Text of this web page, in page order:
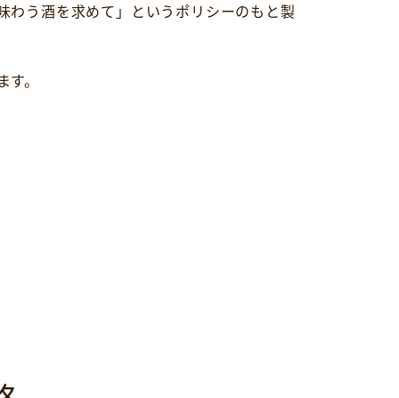
わう酒を求めて」というポリシーのもと製
。